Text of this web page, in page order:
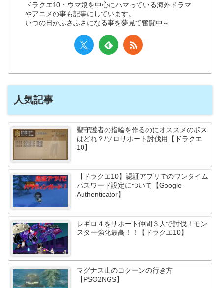
ドラクエ10・ウマ娘を中心にハマっている海外ドラマ
やアニメの事も記事にしています。
いつの日かふさふさになる事を夢見て奮闘中～
人気記事
聖守護者の指輪を作るのにオススメのボス
はどれ？/ソロサポート討伐用【ドラクエ
10】
【ドラクエ10】認証アプリでのワンタイム
パスワード設定について【Google
Authenticator】
レギロ４をサポート仲間３人で討伐！モン
スター強化最高！！【ドラクエ10】
マグナス山のコクーンの行き方
【PSO2NGS】